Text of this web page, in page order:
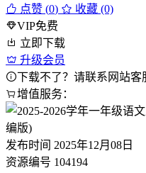
点赞 (0)
收藏 (0)
VIP免费
立即下载
升级会员
下载不了？请联系网站客
增值服务：
发布时间 2025年12月08日
资源编号 104194